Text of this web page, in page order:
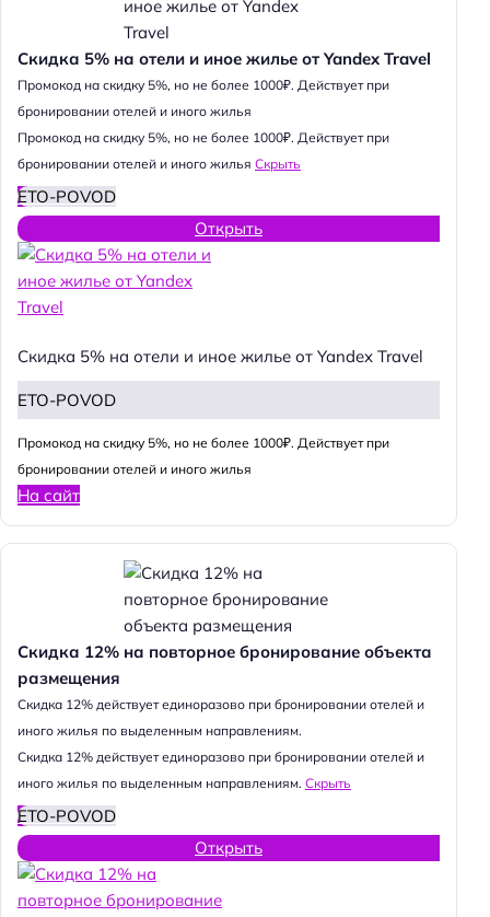
Скидка 5% на отели и иное жилье от Yandex Travel
Промокод на скидку 5%, но не более 1000₽. Действует при
бронировании отелей и иного жилья
Промокод на скидку 5%, но не более 1000₽. Действует при
бронировании отелей и иного жилья Скрыть
ETO-POVOD
Открыть
Скидка 5% на отели и иное жилье от Yandex Travel
ETO-POVOD
Промокод на скидку 5%, но не более 1000₽. Действует при
бронировании отелей и иного жилья
На сайт
Скидка 12% на повторное бронирование объекта
размещения
Cкидка 12% действует единоразово при бронировании отелей и
иного жилья по выделенным направлениям.
Cкидка 12% действует единоразово при бронировании отелей и
иного жилья по выделенным направлениям. Скрыть
ETO-POVOD
Открыть